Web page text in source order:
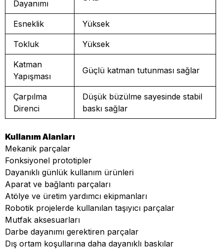
Dayanımı
Esneklik Yüksek
Tokluk Yüksek
Katman
Yapışması
Güçlü katman tutunması sağlar
Çarpılma
Direnci
Düşük büzülme sayesinde stabil
baskı sağlar
Kullanım Alanları
Mekanik parçalar
Fonksiyonel prototipler
Dayanıklı günlük kullanım ürünleri
Aparat ve bağlantı parçaları
Atölye ve üretim yardımcı ekipmanları
Robotik projelerde kullanılan taşıyıcı parçalar
Mutfak aksesuarları
Darbe dayanımı gerektiren parçalar
Dış ortam koşullarına daha dayanıklı baskılar